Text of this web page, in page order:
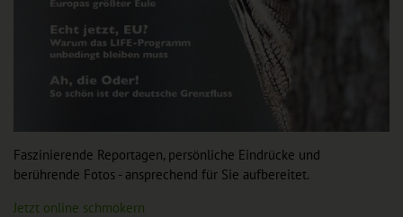
Faszinierende Reportagen, persönliche Eindrücke und
berührende Fotos - ansprechend für Sie aufbereitet.
Jetzt online schmökern